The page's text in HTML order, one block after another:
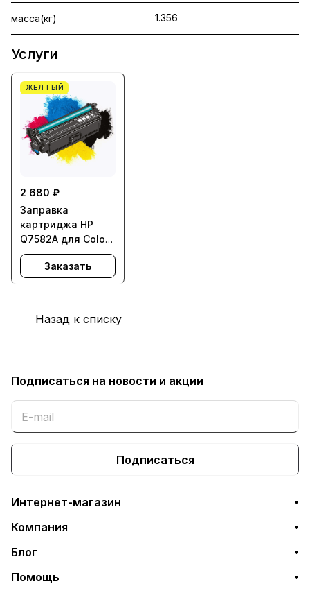
масса(кг) 1.356
Услуги
ЖЕЛТЫЙ
2 680 ₽
Заправка
картриджа HP
Q7582A для Color
LaserJet 3600,
3800, CP3505
Заказать
Назад к списку
Подписаться на новости и акции
Подписаться
Интернет-магазин
Компания
Блог
Помощь